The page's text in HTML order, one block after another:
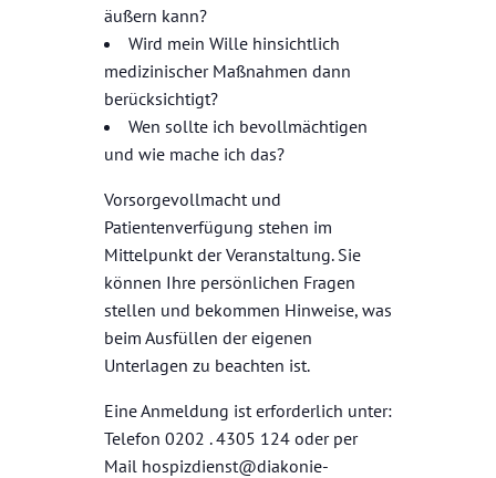
äußern kann?
Wird mein Wille hinsichtlich
medizinischer Maßnahmen dann
berücksichtigt?
Wen sollte ich bevollmächtigen
und wie mache ich das?
Vorsorgevollmacht und
Patientenverfügung stehen im
Mittelpunkt der Veranstaltung. Sie
können Ihre persönlichen Fragen
stellen und bekommen Hinweise, was
beim Ausfüllen der eigenen
Unterlagen zu beachten ist.
Eine Anmeldung ist erforderlich unter:
Telefon 0202 . 4305 124 oder per
Mail hospizdienst@diakonie-